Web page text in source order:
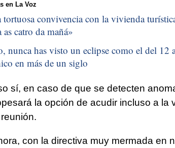
en La Voz
tortuosa convivencia con la vivienda
as catro da mañá»
nunca has visto un eclipse como el del 12
en más de un siglo
sí, en caso de que se detecten
la opción de acudir incluso a la
reunión.
con la directiva muy mermada en